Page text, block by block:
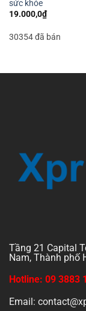
sức khỏe
19.000,0₫
30354 đã bán
Tầng 21 Capital
Nam, Thành phố
Hotline: 09 3883
Email: